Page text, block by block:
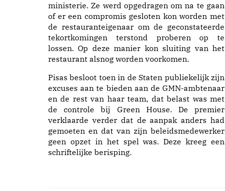
ministerie. Ze werd opgedragen om na te gaan
of er een compromis gesloten kon worden met
de restauranteigenaar om de geconstateerde
tekortkomingen terstond proberen op te
lossen. Op deze manier kon sluiting van het
restaurant alsnog worden voorkomen.
Pisas besloot toen in de Staten publiekelijk zijn
excuses aan te bieden aan de GMN-ambtenaar
en de rest van haar team, dat belast was met
de controle bij Green House. De premier
verklaarde verder dat de aanpak anders had
gemoeten en dat van zijn beleidsmedewerker
geen opzet in het spel was. Deze kreeg een
schriftelijke berisping.